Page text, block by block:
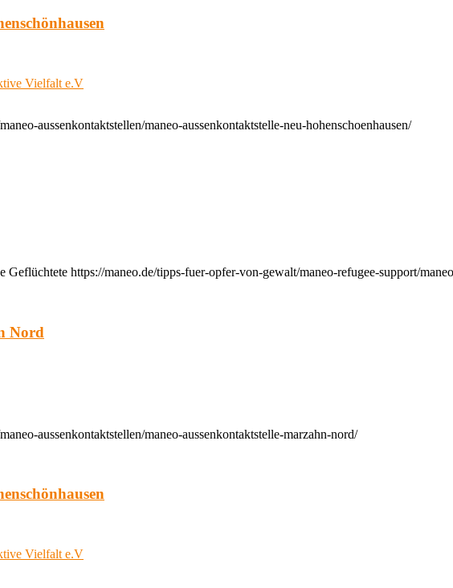
Vielfalt e.V
aussenkontaktstellen/maneo-aussenkontaktstelle-neu-hohenschoenhausen/
https://maneo.de/tipps-fuer-opfer-von-gewalt/maneo-refugee-support/
Nord
aussenkontaktstellen/maneo-aussenkontaktstelle-marzahn-nord/
Vielfalt e.V